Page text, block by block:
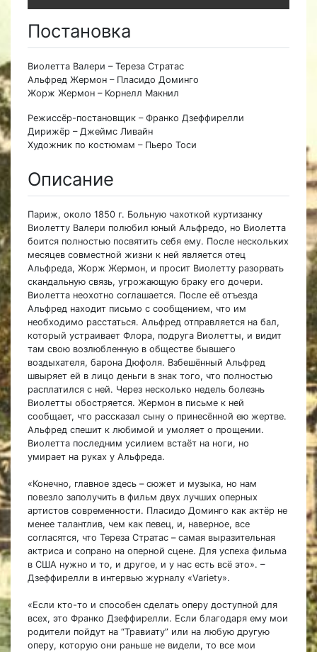
Постановка
Виолетта Валери – Тереза Стратас
Альфред Жермон – Пласидо Доминго
Жорж Жермон – Корнелл Макнил
Режиссёр-постановщик – Франко Дзеффирелли
Дирижёр – Джеймс Ливайн
Художник по костюмам – Пьеро Тоси
Описание
Париж, около 1850 г. Больную чахоткой куртизанку
Виолетту Валери полюбил юный Альфредо, но Виолетта
боится полностью посвятить себя ему. После нескольких
месяцев совместной жизни к ней является отец
Альфреда, Жорж Жермон, и просит Виолетту разорвать
скандальную связь, угрожающую браку его дочери.
Виолетта неохотно соглашается. После её отъезда
Альфред находит письмо с сообщением, что им
необходимо расстаться. Альфред отправляется на бал,
который устраивает Флора, подруга Виолетты, и видит
там свою возлюбленную в обществе бывшего
воздыхателя, барона Дюфоля. Взбешённый Альфред
швыряет ей в лицо деньги в знак того, что полностью
расплатился с ней. Через несколько недель болезнь
Виолетты обостряется. Жермон в письме к ней
сообщает, что рассказал сыну о принесённой ею жертве.
Альфред спешит к любимой и умоляет о прощении.
Виолетта последним усилием встаёт на ноги, но
умирает на руках у Альфреда.
«Конечно, главное здесь – сюжет и музыка, но нам
повезло заполучить в фильм двух лучших оперных
артистов современности. Пласидо Доминго как актёр не
менее талантлив, чем как певец, и, наверное, все
согласятся, что Тереза Стратас – самая выразительная
актриса и сопрано на оперной сцене. Для успеха фильма
в США нужно и то, и другое, и у нас есть всё это». –
Дзеффирелли в интервью журналу «Variety».
«Если кто-то и способен сделать оперу доступной для
всех, это Франко Дзеффирелли. Если благодаря ему мои
родители пойдут на “Травиату” или на любую другую
оперу, которую они раньше не видели, то все мои